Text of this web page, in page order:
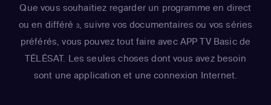
Que vous souhaitiez regarder un programme en direct
ou en différé 3, suivre vos documentaires ou vos séries
préférés, vous pouvez tout faire avec APP TV Basic de
TÉLÉSAT. Les seules choses dont vous avez besoin
sont une application et une connexion Internet.